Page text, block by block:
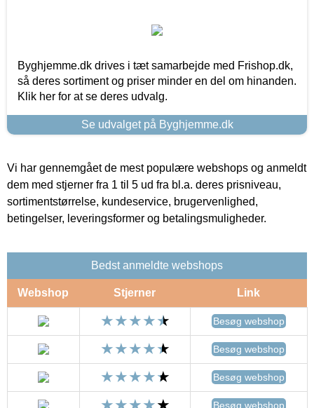
Byghjemme.dk drives i tæt samarbejde med Frishop.dk,
så deres sortiment og priser minder en del om hinanden.
Klik her for at se deres udvalg.
Se udvalget på Byghjemme.dk
Vi har gennemgået de mest populære webshops og anmeldt
dem med stjerner fra 1 til 5 ud fra bl.a. deres prisniveau,
sortimentstørrelse, kundeservice, brugervenlighed,
betingelser, leveringsformer og betalingsmuligheder.
Bedst anmeldte webshops
Webshop Stjerner Link
Besøg webshop
Besøg webshop
Besøg webshop
Besøg webshop